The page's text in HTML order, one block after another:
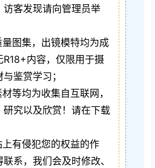
客发现请向管理员举
图集，出镜模特均为成
内容，仅限用于摄
鉴赏学习；
等均为收集自互联网，
究以及欣赏！请在下载
有侵犯您的权益的作
系，我们会及时修改、